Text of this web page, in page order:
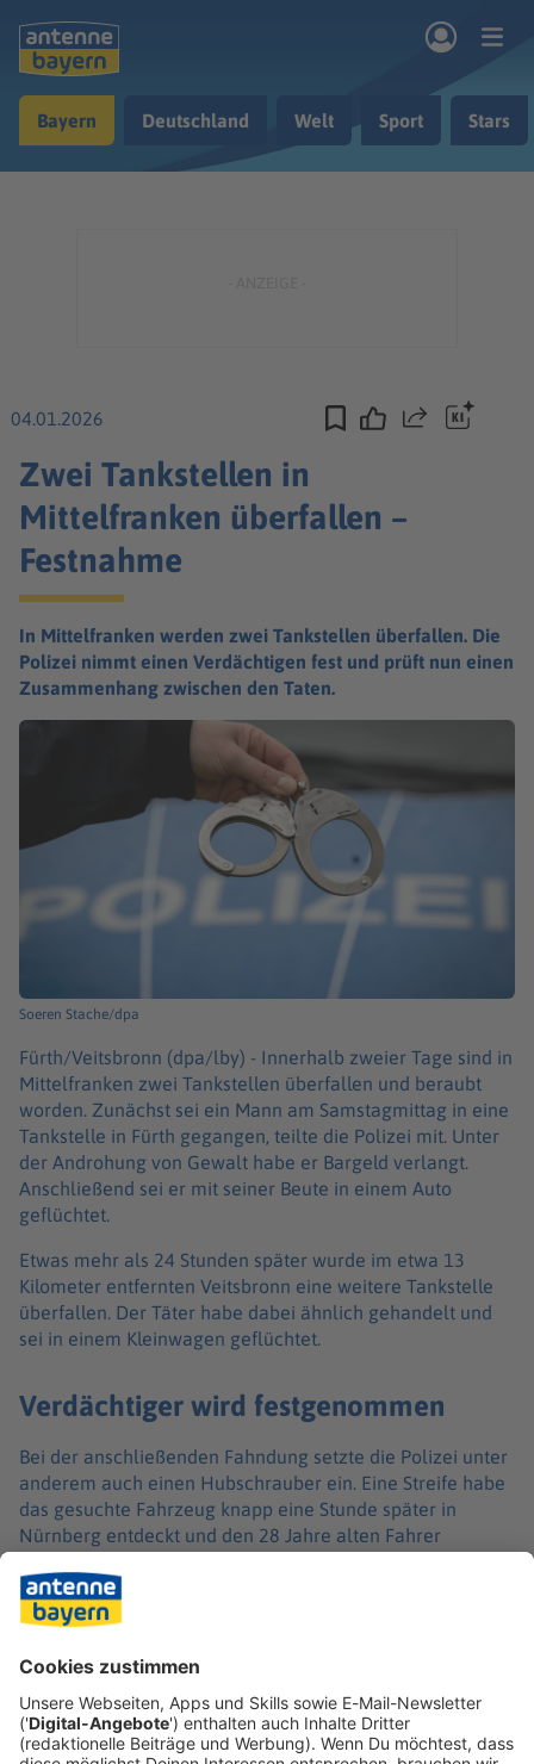
Musik & Radio
Bayern Deutschland Welt Sport Stars
04.01.2026 Teilen
Zwei Tankstellen in
Mittelfranken überfallen –
Festnahme
In Mittelfranken werden zwei Tankstellen überfallen. Die
Polizei nimmt einen Verdächtigen fest und prüft nun einen
Zusammenhang zwischen den Taten.
Soeren Stache/dpa
Fürth/Veitsbronn (dpa/lby) - Innerhalb zweier Tage sind in
Mittelfranken zwei Tankstellen überfallen und beraubt
worden. Zunächst sei ein Mann am Samstagmittag in eine
Tankstelle in Fürth gegangen, teilte die Polizei mit. Unter
der Androhung von Gewalt habe er Bargeld verlangt.
Anschließend sei er mit seiner Beute in einem Auto
geflüchtet.
Etwas mehr als 24 Stunden später wurde im etwa 13
Kilometer entfernten Veitsbronn eine weitere Tankstelle
überfallen. Der Täter habe dabei ähnlich gehandelt und
sei in einem Kleinwagen geflüchtet.
Verdächtiger wird festgenommen
Bei der anschließenden Fahndung setzte die Polizei unter
anderem auch einen Hubschrauber ein. Eine Streife habe
das gesuchte Fahrzeug knapp eine Stunde später in
Nürnberg entdeckt und den 28 Jahre alten Fahrer
handle es sich dabei um den Verdächtigen des Überfalls
in Veitsbronn, hieß es.
Die Polizei prüft nun einen möglichen Zusammenhang